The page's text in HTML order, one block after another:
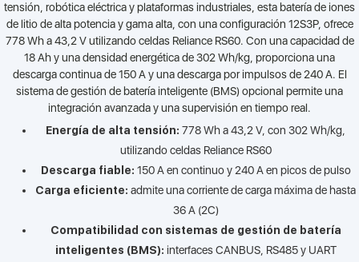
tensión, robótica eléctrica y plataformas industriales, esta batería de iones
de litio de alta potencia y gama alta, con una configuración 12S3P, ofrece
778 Wh a 43,2 V utilizando celdas Reliance RS60. Con una capacidad de
18 Ah y una densidad energética de 302 Wh/kg, proporciona una
descarga continua de 150 A y una descarga por impulsos de 240 A. El
sistema de gestión de batería inteligente (BMS) opcional permite una
integración avanzada y una supervisión en tiempo real.
Energía de alta tensión: 778 Wh a 43,2 V, con 302 Wh/kg,
utilizando celdas Reliance RS60
Descarga fiable: 150 A en continuo y 240 A en picos de pulso
Carga eficiente: admite una corriente de carga máxima de hasta
36 A (2C)
Compatibilidad con sistemas de gestión de batería
inteligentes (BMS): interfaces CANBUS, RS485 y UART